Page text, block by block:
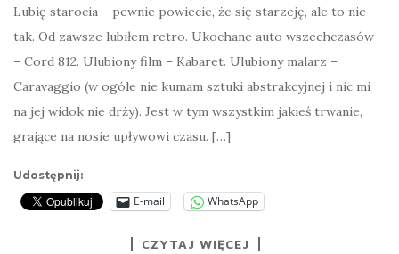
Lubię starocia – pewnie powiecie, że się starzeję, ale to nie
tak. Od zawsze lubiłem retro. Ukochane auto wszechczasów
– Cord 812. Ulubiony film – Kabaret. Ulubiony malarz –
Caravaggio (w ogóle nie kumam sztuki abstrakcyjnej i nic mi
na jej widok nie drży). Jest w tym wszystkim jakieś trwanie,
grające na nosie upływowi czasu. […]
Udostępnij:
E-mail WhatsApp
CZYTAJ WIĘCEJ